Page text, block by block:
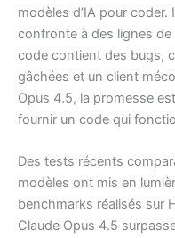
modèles d’IA pour
confronte à des lignes de
code contient des bugs,
gâchées et un client
Opus 4.5, la promesse
fournir un code qui
Des tests récents
modèles ont mis en
benchmarks réalisés sur
Claude Opus 4.5